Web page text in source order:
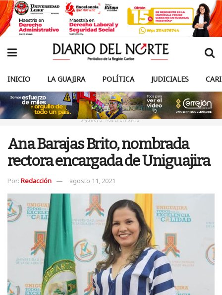
INICIO LA GUAJIRA POLÍTICA JUDICIALES
ANUNCIO PUBLICITARIO
Ana Barajas Brito, nombrada
rectora encargada de Uniguajira
Por: Redacción agosto 11, 2021